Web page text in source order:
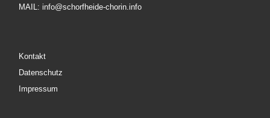
MAIL: info@schorfheide-chorin.info
Kontakt
Datenschutz
Impressum